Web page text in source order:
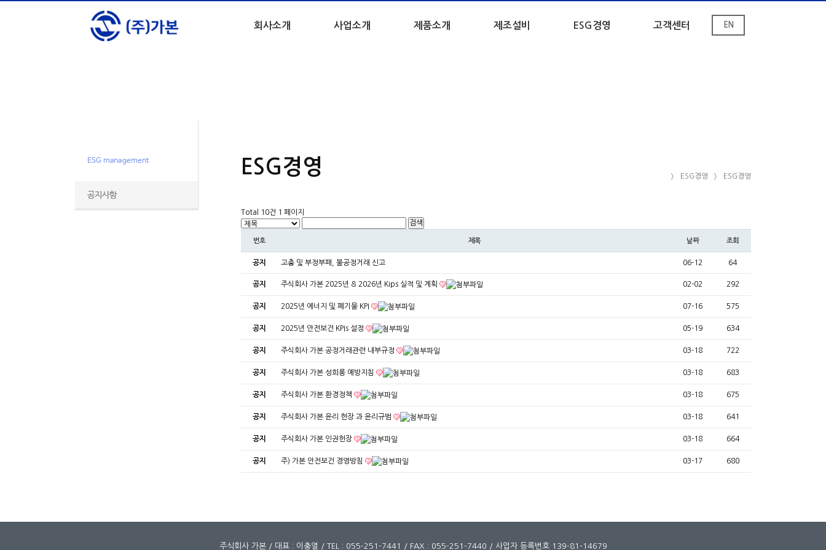
회사소개 사업소개 제품소개 제조설비 ESG경영 고객센터 EN
ESG management
공지사항
ESG경영 ESG경영
ESG경영
Total 10건 1 페이지
번호 제목 날짜 조회
공지 고충 및 부정부패, 불공정거래 신고 06-12 64
공지 주식회사 가본 2025년 & 2026년 Kips 실적 및 계획 02-02 292
공지 2025년 에너지 및 폐기물 KPI 07-16 575
공지 2025년 안전보건 KPIs 설정 05-19 634
공지 주식회사 가본 공정거래관련 내부규정 03-18 722
공지 주식회사 가본 성희롱 예방지침 03-18 683
공지 주식회사 가본 환경정책 03-18 675
공지 주식회사 가본 윤리 헌장 과 윤리규범 03-18 641
공지 주식회사 가본 인권헌장 03-18 664
공지 주) 가본 안전보건 경영방침 03-17 680
주식회사 가본 / 대표 : 이충열 / TEL : 055-251-7441 / FAX : 055-251-7440 / 사업자 등록번호 139-81-14679